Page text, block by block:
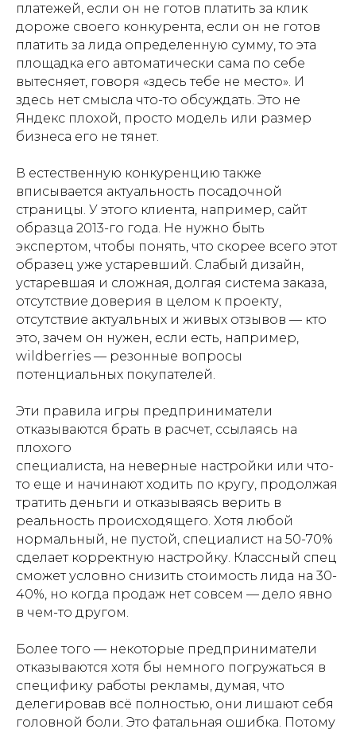
платежей, если он не готов платить за клик
дороже своего конкурента, если он не готов
платить за лида определенную сумму, то эта
площадка его автоматически сама по себе
вытесняет, говоря «здесь тебе не место». И
здесь нет смысла что-то обсуждать. Это не
Яндекс плохой, просто модель или размер
бизнеса его не тянет.
В естественную конкуренцию также
вписывается актуальность посадочной
страницы. У этого клиента, например, сайт
образца 2013-го года. Не нужно быть
экспертом, чтобы понять, что скорее всего этот
образец уже устаревший. Слабый дизайн,
устаревшая и сложная, долгая система заказа,
отсутствие доверия в целом к проекту,
отсутствие актуальных и живых отзывов — кто
это, зачем он нужен, если есть, например,
wildberries — резонные вопросы
потенциальных покупателей.
Эти правила игры предприниматели
отказываются брать в расчет, ссылаясь на
плохого
специалиста, на неверные настройки или что-
то еще и начинают ходить по кругу, продолжая
тратить деньги и отказываясь верить в
реальность происходящего. Хотя любой
нормальный, не пустой, специалист на 50-70%
сделает корректную настройку. Классный спец
сможет условно снизить стоимость лида на 30-
40%, но когда продаж нет совсем — дело явно
в чем-то другом.
Более того — некоторые предприниматели
отказываются хотя бы немного погружаться в
специфику работы рекламы, думая, что
делегировав всё полностью, они лишают себя
головной боли. Это фатальная ошибка. Потому
Присоединяйтесь к нашему
телеграм-каналу и будьте
в курсе!
TELEGRAM